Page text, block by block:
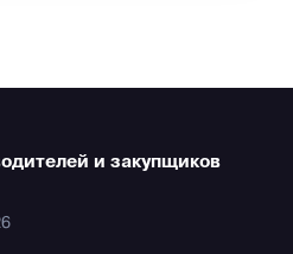
и закупщиков